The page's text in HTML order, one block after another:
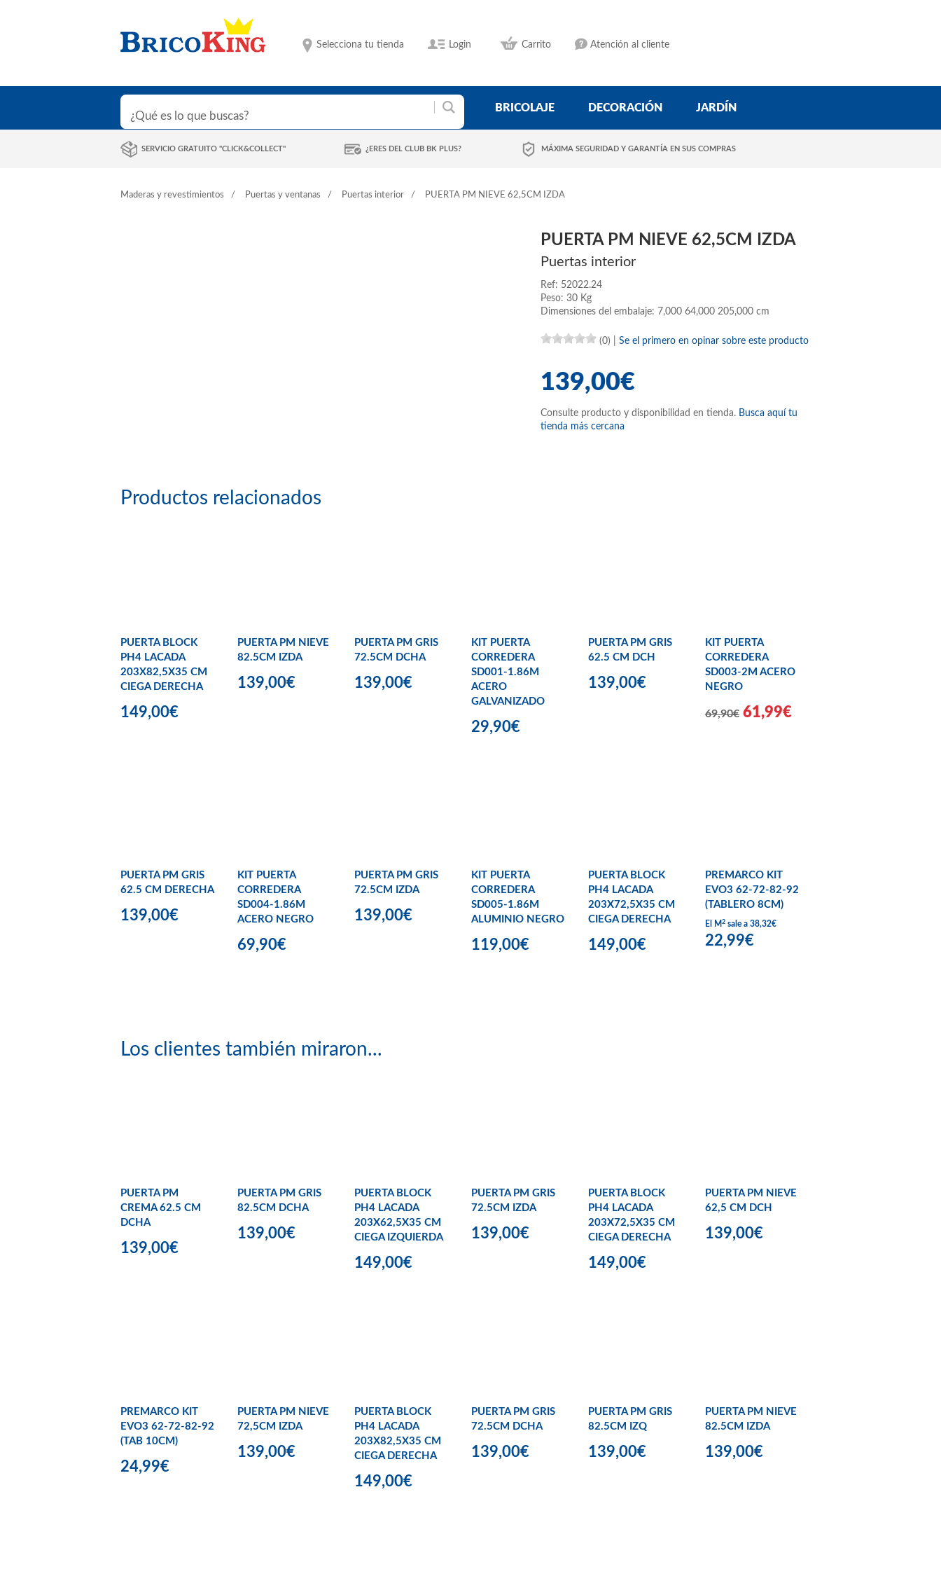
Selecciona tu tienda Login Carrito Atención al cliente
BRICOLAJE DECORACIÓN JARDÍN
SERVICIO GRATUITO "CLICK&COLLECT" ¿ERES DEL CLUB BK PLUS? MÁXIMA SEGURIDAD Y GARANTÍA EN SUS COMPRAS
Maderas y revestimientos Puertas y ventanas Puertas interior PUERTA PM NIEVE 62,5CM IZDA
PUERTA PM NIEVE 62,5CM IZDA
Puertas interior
Ref: 52022.24
Peso: 30 Kg
Dimensiones del embalaje: 7,000 64,000 205,000 cm
(0) Se el primero en opinar sobre este producto
139,00€
Consulte producto y disponibilidad en tienda. Busca aquí tu
tienda más cercana
Productos relacionados
PUERTA BLOCK
PH4 LACADA
203X82,5X35 CM
CIEGA DERECHA
149,00€
PUERTA PM NIEVE
82.5CM IZDA
139,00€
PUERTA PM GRIS
72.5CM DCHA
139,00€
KIT PUERTA
CORREDERA
SD001-1.86M
ACERO
GALVANIZADO
29,90€
PUERTA PM GRIS
62.5 CM DCH
139,00€
KIT PUERTA
CORREDERA
SD003-2M ACERO
NEGRO
69,90€ 61,99€
PUERTA PM GRIS
62.5 CM DERECHA
139,00€
KIT PUERTA
CORREDERA
SD004-1.86M
ACERO NEGRO
69,90€
PUERTA PM GRIS
72.5CM IZDA
139,00€
KIT PUERTA
CORREDERA
SD005-1.86M
ALUMINIO NEGRO
119,00€
PUERTA BLOCK
PH4 LACADA
203X72,5X35 CM
CIEGA DERECHA
149,00€
PREMARCO KIT
EVO3 62-72-82-92
(TABLERO 8CM)
El M 2 sale a 38,32€
22,99€
Los clientes también miraron...
PUERTA PM
CREMA 62.5 CM
DCHA
139,00€
PUERTA PM GRIS
82.5CM DCHA
139,00€
PUERTA BLOCK
PH4 LACADA
203X62,5X35 CM
CIEGA IZQUIERDA
149,00€
PUERTA PM GRIS
72.5CM IZDA
139,00€
PUERTA BLOCK
PH4 LACADA
203X72,5X35 CM
CIEGA DERECHA
149,00€
PUERTA PM NIEVE
62,5 CM DCH
139,00€
PREMARCO KIT
EVO3 62-72-82-92
(TAB 10CM)
24,99€
PUERTA PM NIEVE
72,5CM IZDA
139,00€
PUERTA BLOCK
PH4 LACADA
203X82,5X35 CM
CIEGA DERECHA
149,00€
PUERTA PM GRIS
72.5CM DCHA
139,00€
PUERTA PM GRIS
82.5CM IZQ
139,00€
PUERTA PM NIEVE
82.5CM IZDA
139,00€